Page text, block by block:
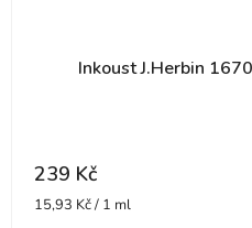
Inkoust J.Herbin
239 Kč
Měrná
15,93 Kč / 1 ml